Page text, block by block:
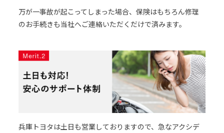
万が一事故が起こってしまった場合、保険はもちろん修理
のお手続きも当社へご連絡いただくだけで済みます。
兵庫トヨタは土日も営業しておりますので、急なアクシデ